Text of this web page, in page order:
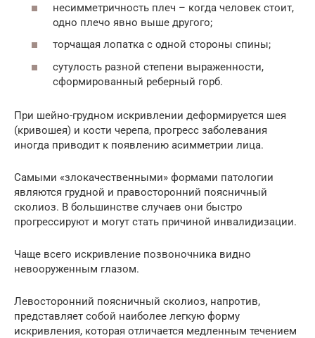
несимметричность плеч – когда человек стоит,
одно плечо явно выше другого;
торчащая лопатка с одной стороны спины;
сутулость разной степени выраженности,
сформированный реберный горб.
При шейно-грудном искривлении деформируется шея
(кривошея) и кости черепа, прогресс заболевания
иногда приводит к появлению асимметрии лица.
Самыми «злокачественными» формами патологии
являются грудной и правосторонний поясничный
сколиоз. В большинстве случаев они быстро
прогрессируют и могут стать причиной инвалидизации.
Чаще всего искривление позвоночника видно
невооруженным глазом.
Левосторонний поясничный сколиоз, напротив,
представляет собой наиболее легкую форму
искривления, которая отличается медленным течением